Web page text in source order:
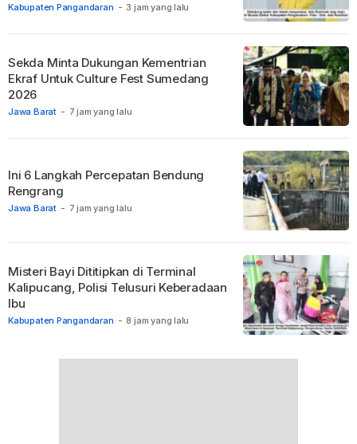
Kabupaten Pangandaran - 3 jam yang lalu
Jawa Barat - 7 jam yang lalu
Sekda Minta Dukungan Kementrian
Ekraf Untuk Culture Fest Sumedang
2026
Jawa Barat - 7 jam yang lalu
Ini 6 Langkah Percepatan Bendung
Rengrang
Kabupaten Pangandaran - 8 jam yang lalu
Misteri Bayi Dititipkan di Terminal
Kalipucang, Polisi Telusuri Keberadaan
Ibu